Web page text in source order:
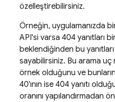
özelleştirebilirsiniz.
Örneğin, uygulamanızda
API'si varsa 404 yanıtları
beklendiğinden bu yanıtları
sayabilirsiniz. Bu arama uç
örnek olduğunu ve bunların
40'ının ise 404 yanıtı
oranını yapılandırmadan